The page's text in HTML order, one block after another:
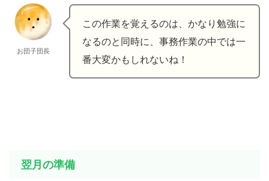
お団子団長
この作業を覚えるのは、かなり勉強に
なるのと同時に、事務作業の中では一
番大変かもしれないね！
翌月の準備